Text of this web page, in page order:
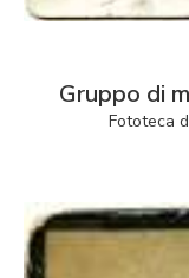
Gruppo di
Fototeca